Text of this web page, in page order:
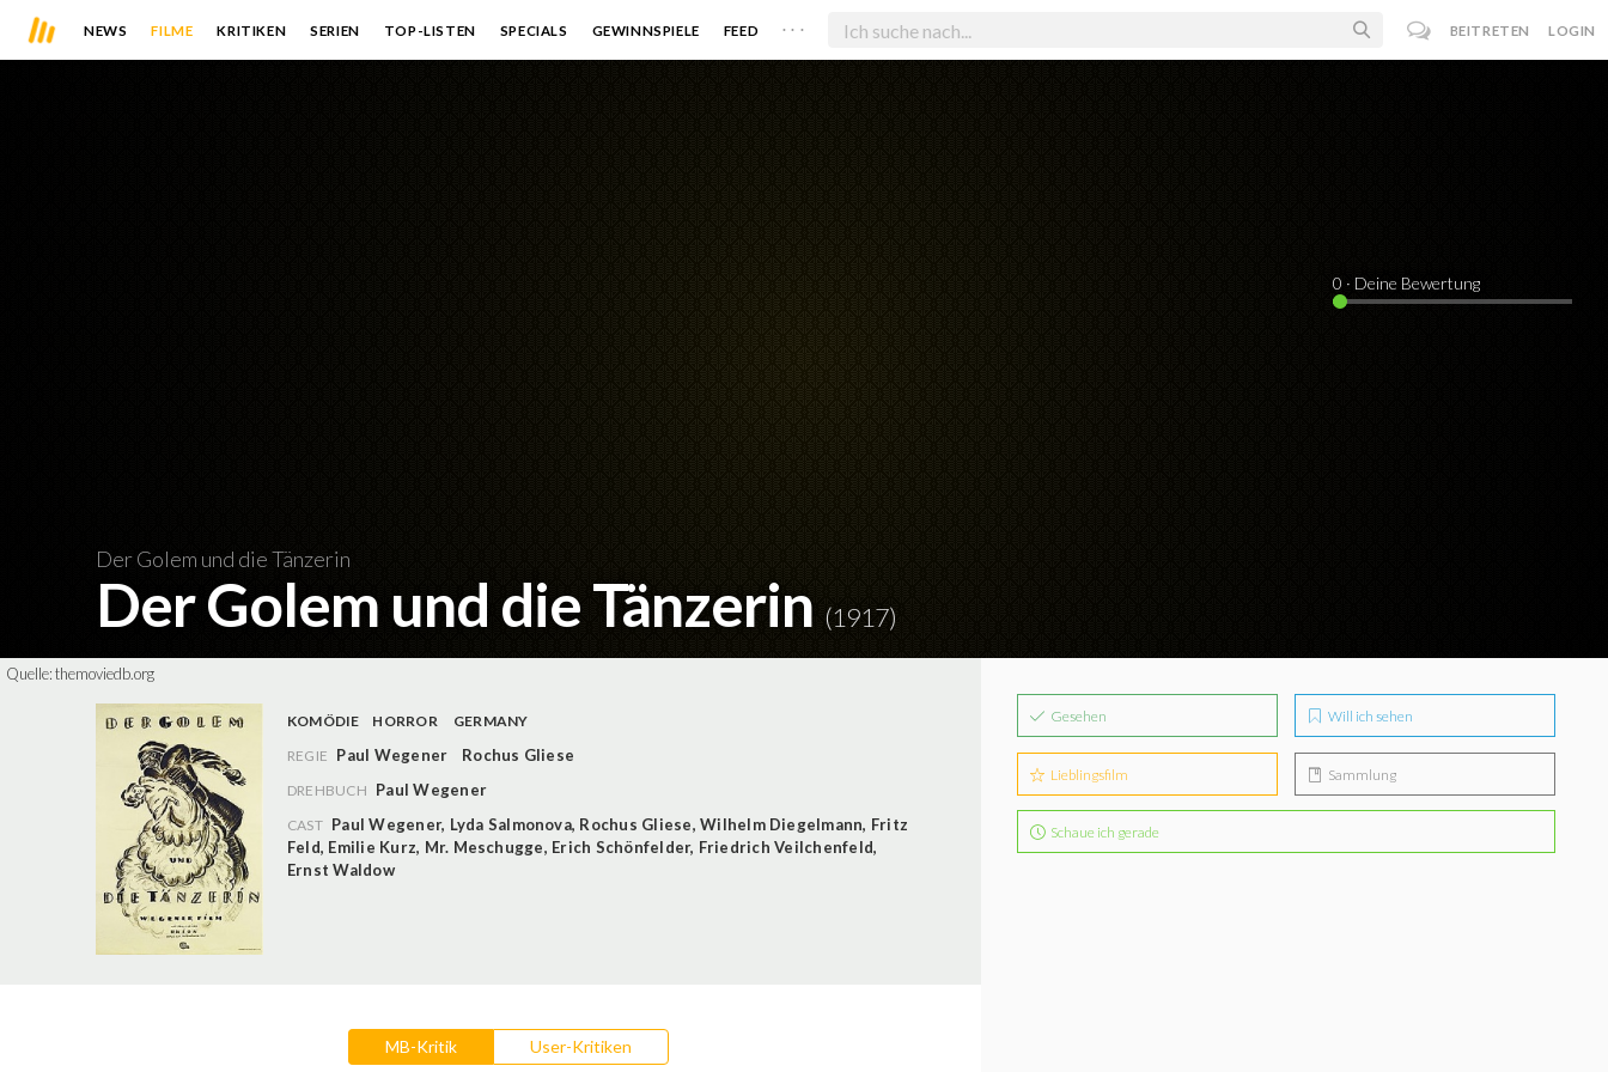
NEWS FILME KRITIKEN SERIEN TOP-LISTEN SPECIALS GEWINNSPIELE FEED . . . BEITRETEN LOGIN
Der Golem und die Tänzerin
Der Golem und die Tänzerin (1917)
0 · Deine Bewertung
Quelle:themoviedb.org
KOMÖDIE HORROR
GERMANY
REGIE Paul Wegener Rochus Gliese
DREHBUCH Paul Wegener
CAST Paul Wegener, Lyda Salmonova, Rochus Gliese,Wilhelm Diegelmann, Fritz
Feld, Emilie Kurz, Mr. Meschugge, Erich Schönfelder, Friedrich Veilchenfeld,
Ernst Waldow
MB-Kritik User-Kritiken
Gesehen Will ich sehen
Lieblingsfilm Sammlung
Schaue ich gerade